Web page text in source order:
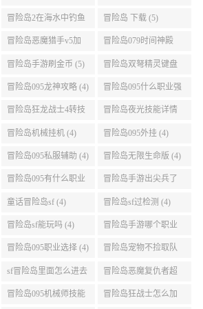
点 (5)
冒险岛2在海水中钓鱼
(5)
冒险岛 下载 (5)
冒险岛恶魔猎手v5加
点 (5)
冒险岛079时间神殿
999任务 (5)
冒险岛手游刷金币 (5) 冒险岛双弩精灵键盘
设置 (5)
冒险岛095龙神攻略 (4) 冒险岛095什么职业强
(4)
冒险岛狂龙战士4转技
能加点 (4)
冒险岛夜光技能详情
(4)
冒险岛机械挂机 (4) 冒险岛095外挂 (4)
冒险岛095私服辅助 (4) 冒险岛无限生命版 (4)
冒险岛095有什么职业
(4)
冒险岛手游出尖兵了
吗 (4)
童话冒险岛sf (4) 冒险岛sf过检测 (4)
冒险岛sf能玩吗 (4) 冒险岛手游哪个职业
厉害 (4)
冒险岛095职业选择 (4) 冒险岛宠物不捡取队
友的东西 (4)
sf冒险岛里面怎么进去
打扎昆啊 (4)
冒险岛恶魔复仇者超
级技能 (4)
冒险岛095机械师技能 冒险岛狂战士怎么加